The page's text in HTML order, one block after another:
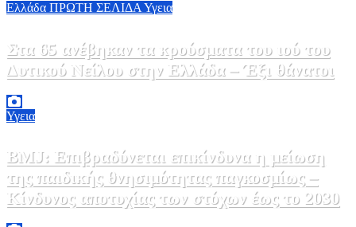
Ελλάδα ΠΡΩΤΗ ΣΕΛΙΔΑΥγεια
Στα 65 ανέβηκαν τα κρούσματα του ιού του
Δυτικού Νείλου στην Ελλάδα – Έξι θάνατοι
Υγεια
BMJ: Επιβραδύνεται επικίνδυνα η μείωση
της παιδικής θνησιμότητας παγκοσμίως –
Κίνδυνος αποτυχίας των στόχων έως το 2030